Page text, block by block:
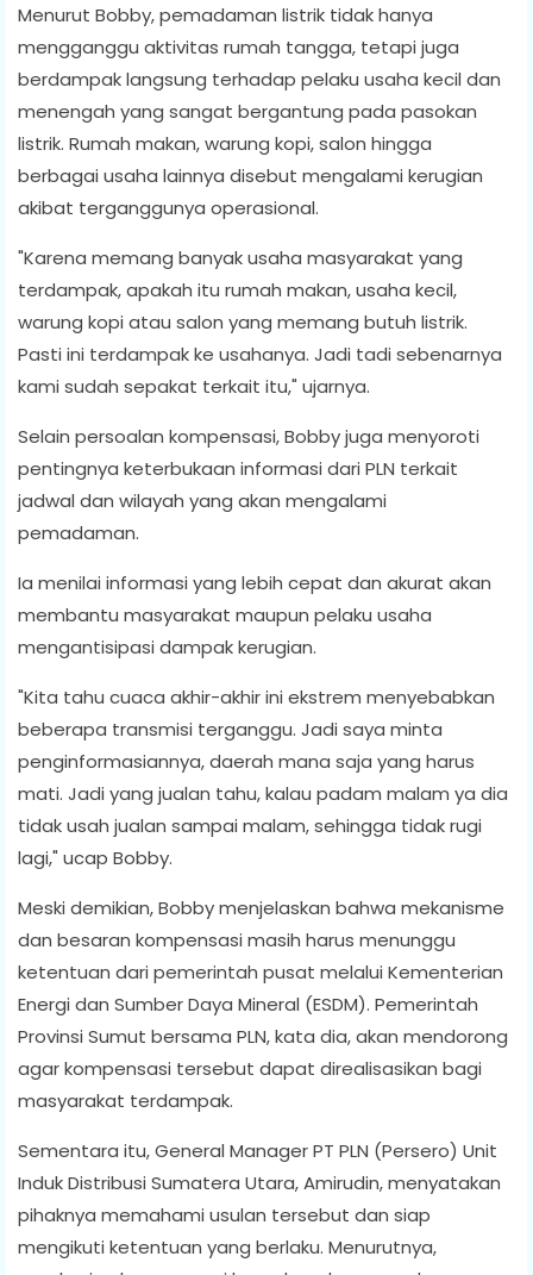
Menurut Bobby, pemadaman listrik tidak hanya
mengganggu aktivitas rumah tangga, tetapi juga
berdampak langsung terhadap pelaku usaha kecil dan
menengah yang sangat bergantung pada pasokan
listrik. Rumah makan, warung kopi, salon hingga
berbagai usaha lainnya disebut mengalami kerugian
akibat terganggunya operasional.
"Karena memang banyak usaha masyarakat yang
terdampak, apakah itu rumah makan, usaha kecil,
warung kopi atau salon yang memang butuh listrik.
Pasti ini terdampak ke usahanya. Jadi tadi sebenarnya
kami sudah sepakat terkait itu," ujarnya.
Selain persoalan kompensasi, Bobby juga menyoroti
pentingnya keterbukaan informasi dari PLN terkait
jadwal dan wilayah yang akan mengalami
pemadaman.
Ia menilai informasi yang lebih cepat dan akurat akan
membantu masyarakat maupun pelaku usaha
mengantisipasi dampak kerugian.
"Kita tahu cuaca akhir-akhir ini ekstrem menyebabkan
beberapa transmisi terganggu. Jadi saya minta
penginformasiannya, daerah mana saja yang harus
mati. Jadi yang jualan tahu, kalau padam malam ya dia
tidak usah jualan sampai malam, sehingga tidak rugi
lagi," ucap Bobby.
Meski demikian, Bobby menjelaskan bahwa mekanisme
dan besaran kompensasi masih harus menunggu
ketentuan dari pemerintah pusat melalui Kementerian
Energi dan Sumber Daya Mineral (ESDM). Pemerintah
Provinsi Sumut bersama PLN, kata dia, akan mendorong
agar kompensasi tersebut dapat direalisasikan bagi
masyarakat terdampak.
Sementara itu, General Manager PT PLN (Persero) Unit
Induk Distribusi Sumatera Utara, Amirudin, menyatakan
pihaknya memahami usulan tersebut dan siap
mengikuti ketentuan yang berlaku. Menurutnya,